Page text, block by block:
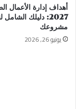
أهداف إدارة الأعمال
2027: دليلك الشامل
مشروعك
يونيو 26, 2026